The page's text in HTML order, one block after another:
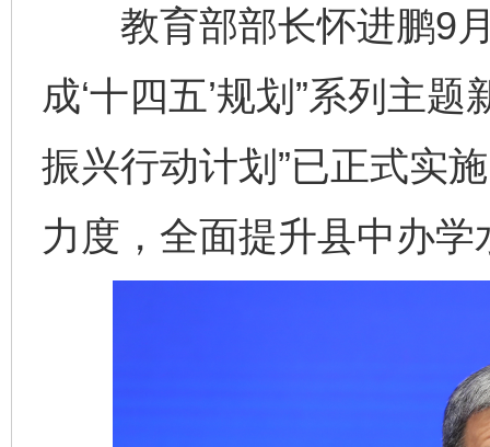
教育部部长怀进鹏9月
成‘十四五’规划”系列主
振兴行动计划”已正式实
力度，全面提升县中办学